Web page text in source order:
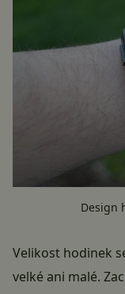
Design
Velikost hodinek
velké ani malé.